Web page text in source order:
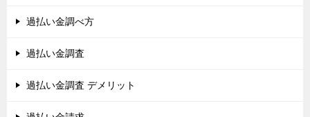
過払い金調べ方
過払い金調査
過払い金調査 デメリット